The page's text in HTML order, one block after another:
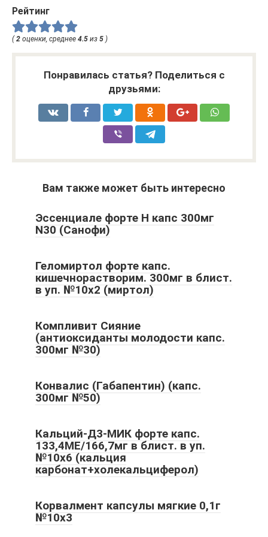
Рейтинг
( 2 оценки, среднее 4.5 из 5 )
Понравилась статья? Поделиться с
друзьями:
Вам также может быть интересно
Эссенциале форте Н капс 300мг
N30 (Санофи)
Геломиртол форте капс.
кишечнорастворим. 300мг в блист.
в уп. №10х2 (миртол)
Компливит Сияние
(антиоксиданты молодости капс.
300мг №30)
Конвалис (Габапентин) (капс.
300мг №50)
Кальций-Д3-МИК форте капс.
133,4МЕ/166,7мг в блист. в уп.
№10х6 (кальция
карбонат+холекальциферол)
Корвалмент капсулы мягкие 0,1г
№10х3